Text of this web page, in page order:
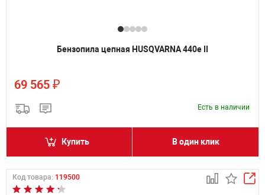
Бензопила цепная HUSQVARNA 440e II
69 565 ₽
Есть в наличии
Купить В один клик
Код товара: 119500